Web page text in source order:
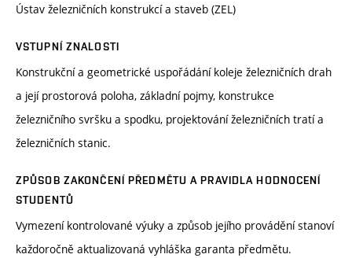
Ústav železničních konstrukcí a staveb (ZEL)
VSTUPNÍ ZNALOSTI
Konstrukční a geometrické uspořádání koleje železničních drah
a její prostorová poloha, základní pojmy, konstrukce
železničního svršku a spodku, projektování železničních tratí a
železničních stanic.
ZPŮSOB ZAKONČENÍ PŘEDMĚTU A PRAVIDLA HODNOCENÍ
STUDENTŮ
Vymezení kontrolované výuky a způsob jejího provádění stanoví
každoročně aktualizovaná vyhláška garanta předmětu.